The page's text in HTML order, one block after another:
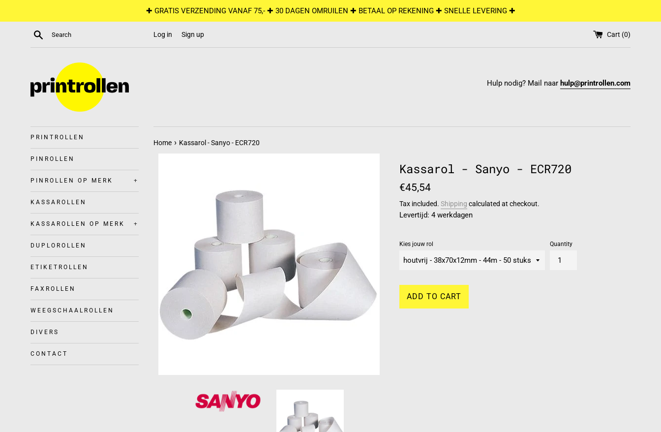
✚ GRATIS VERZENDING VANAF 75,- ✚ 30 DAGEN OMRUILEN ✚ BETAAL OP REKENING ✚ SNELLE LEVERING ✚
Search Log in Sign up Cart (0)
Hulp nodig? Mail naar hulp@printrollen.com
PRINTROLLEN
PINROLLEN
PINROLLEN OP MERK +
KASSAROLLEN
KASSAROLLEN OP MERK +
DUPLOROLLEN
ETIKETROLLEN
FAXROLLEN
WEEGSCHAALROLLEN
DIVERS
CONTACT
Home › Kassarol - Sanyo - ECR720
Kassarol - Sanyo - ECR720
Regular
€45,54
Tax included. Shipping calculated at checkout.
Levertijd: 4 werkdagen
Kies jouw rol Quantity
ADD TO CART